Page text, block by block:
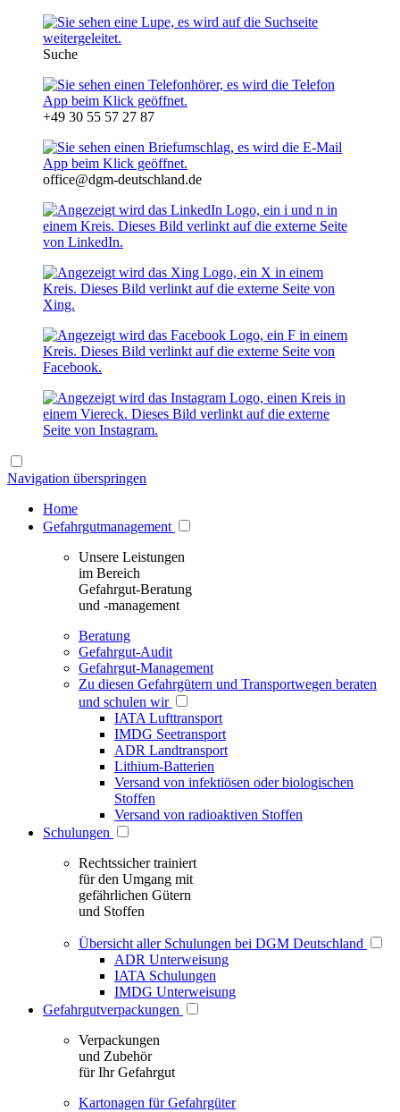
Suche
+49 30 55 57 27 87
office@dgm-deutschland.de
Navigation überspringen
Home
Gefahrgutmanagement
Unsere Leistungen
im Bereich
Gefahrgut-Beratung
und -management
Beratung
Gefahrgut-Audit
Gefahrgut-Management
Zu diesen Gefahrgütern und Transportwegen beraten
und schulen wir
IATA Lufttransport
IMDG Seetransport
ADR Landtransport
Lithium-Batterien
Versand von infektiösen oder biologischen
Stoffen
Versand von radioaktiven Stoffen
Schulungen
Rechtssicher trainiert
für den Umgang mit
gefährlichen Gütern
und Stoffen
Übersicht aller Schulungen bei DGM Deutschland
ADR Unterweisung
IATA Schulungen
IMDG Unterweisung
Gefahrgutverpackungen
Verpackungen
und Zubehör
für Ihr Gefahrgut
Kartonagen für Gefahrgüter